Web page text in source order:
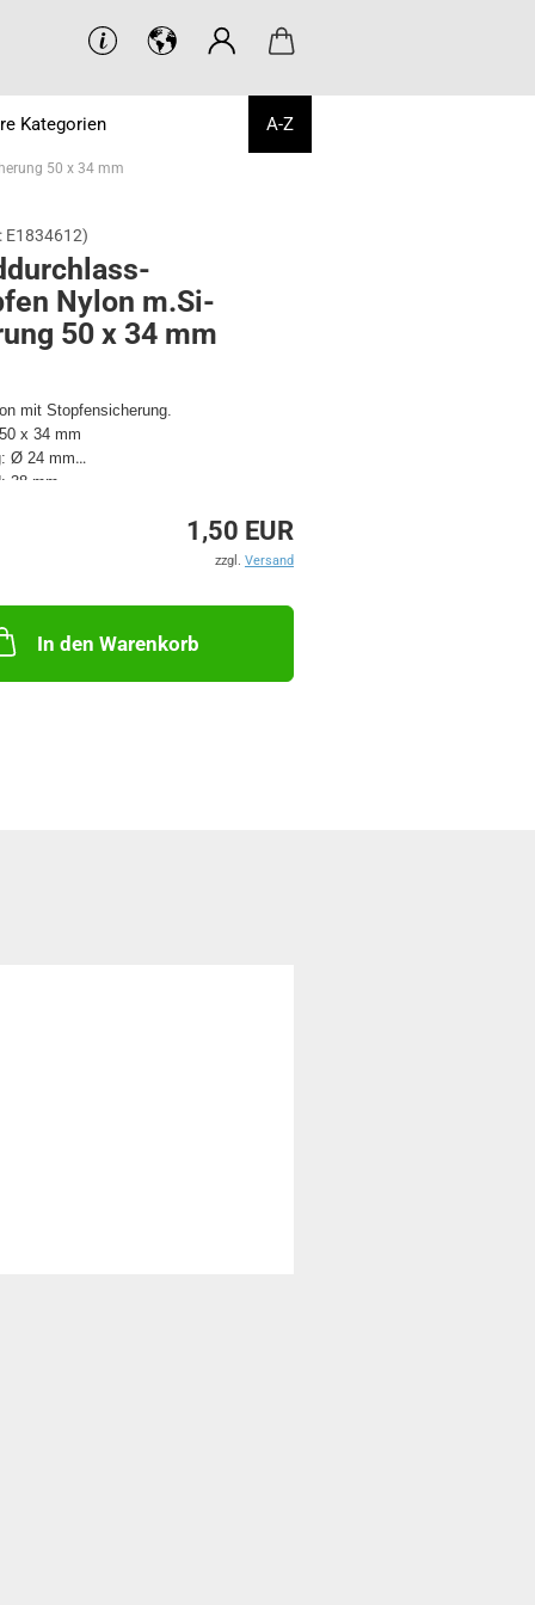
A-Z
Kategorien
50 x 34 mm
E1834612)
Nylon m.Si­
50 x 34 mm
mit Stopfensicherung.
x 34 mm
Ø 24 mm
38 mm
1,50 EUR
zzgl. Versand
In den Warenkorb